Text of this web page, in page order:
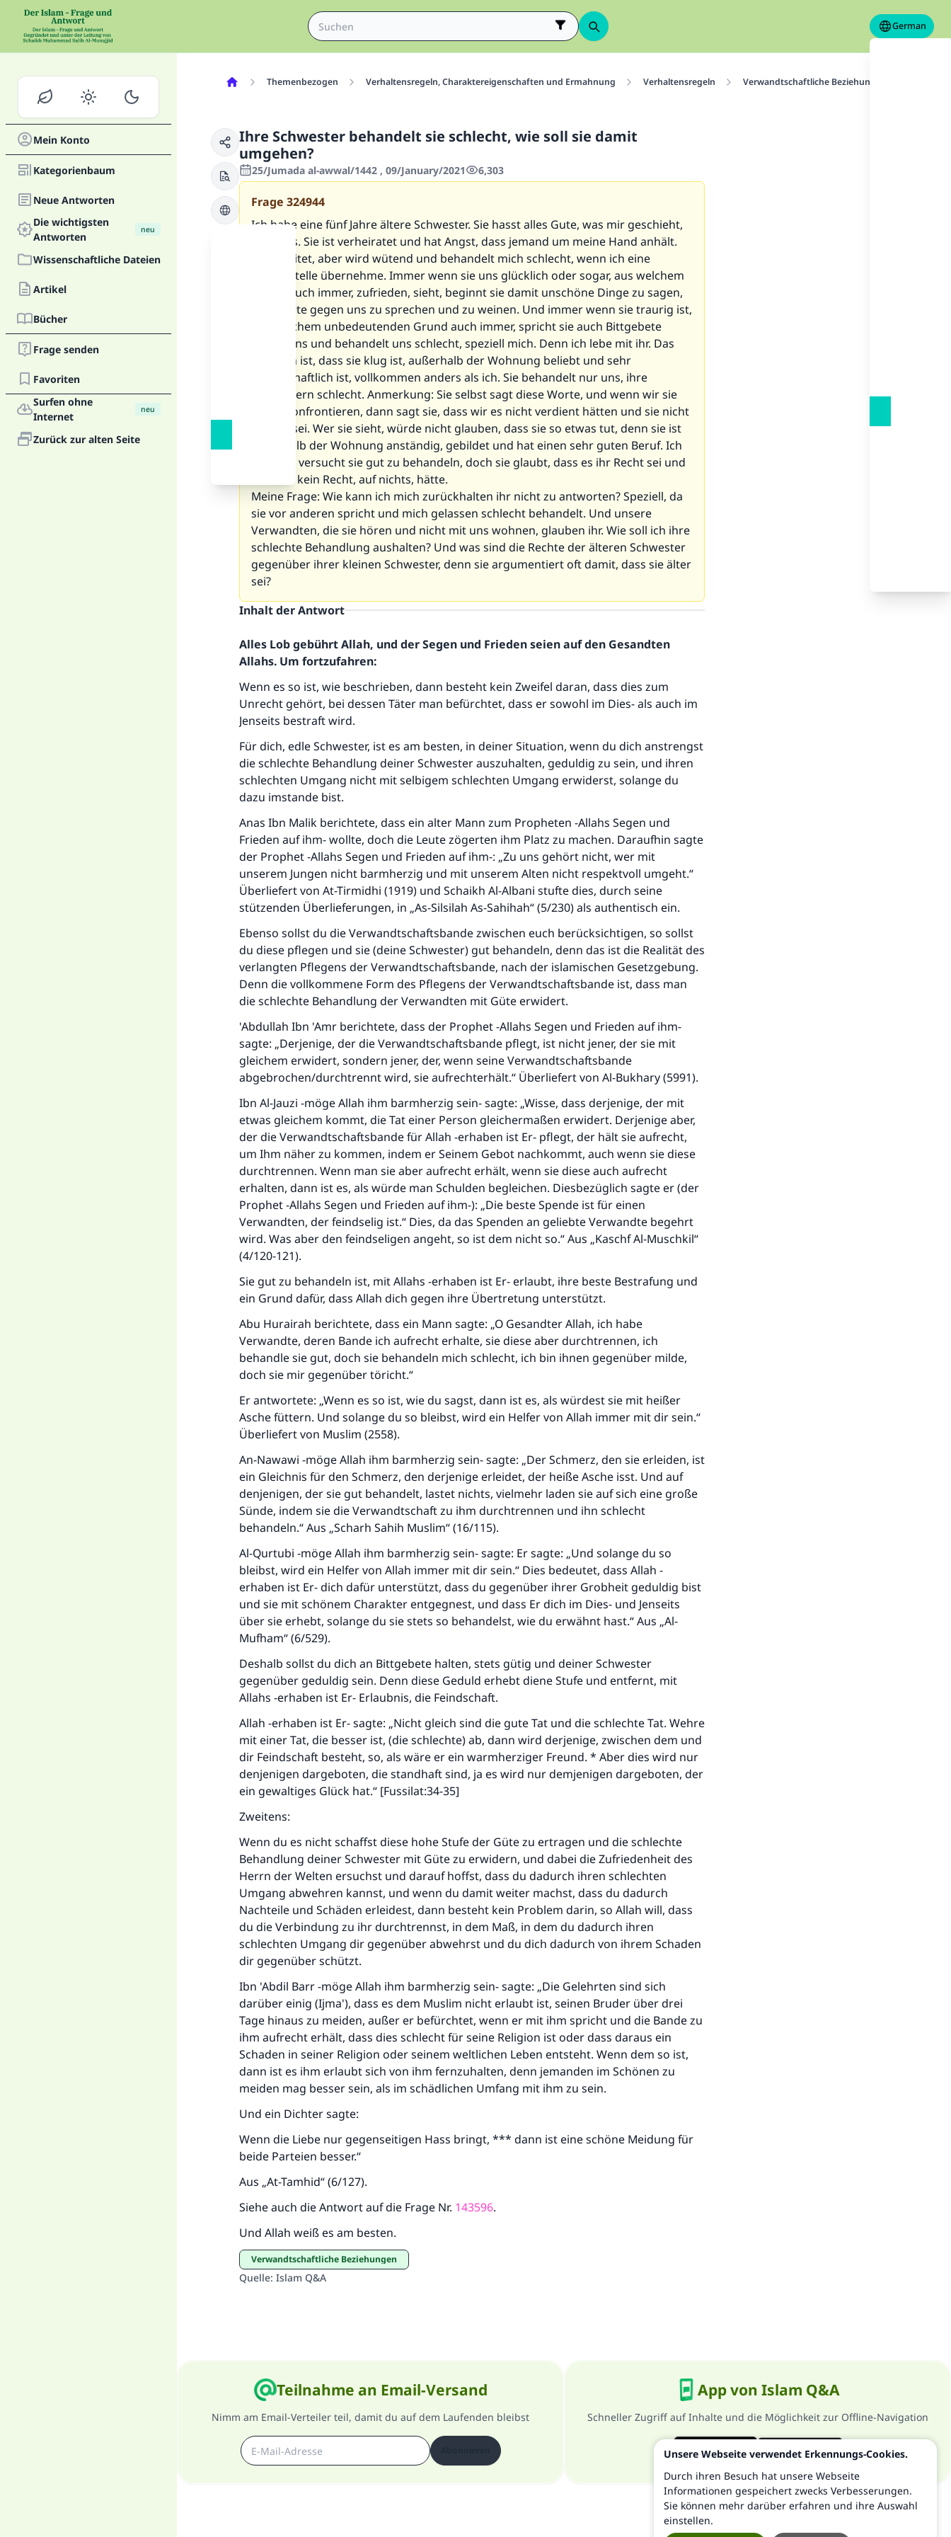
German
Mein Konto
Kategorienbaum
Neue Antworten
Die wichtigsten
Antworten
neu
Wissenschaftliche Dateien
Artikel
Bücher
Frage senden
Favoriten
Surfen ohne
Internet
neu
Zurück zur alten Seite
Themenbezogen Verhaltensregeln, Charaktereigenschaften und Ermahnung Verhaltensregeln Verwandtschaftliche Beziehungen
Ihre Schwester behandelt sie schlecht, wie soll sie damit
umgehen?
25/Jumada al-awwal/1442 , 09/January/2021 6,303
Frage 324944
Ich habe eine fünf Jahre ältere Schwester. Sie hasst alles Gute, was mir geschieht,
egal was. Sie ist verheiratet und hat Angst, dass jemand um meine Hand anhält.
Sie arbeitet, aber wird wütend und behandelt mich schlecht, wenn ich eine
Arbeitsstelle übernehme. Immer wenn sie uns glücklich oder sogar, aus welchem
Grund auch immer, zufrieden, sieht, beginnt sie damit unschöne Dinge zu sagen,
Bittgebete gegen uns zu sprechen und zu weinen. Und immer wenn sie traurig ist,
aus welchem unbedeutenden Grund auch immer, spricht sie auch Bittgebete
gegen uns und behandelt uns schlecht, speziell mich. Denn ich lebe mit ihr. Das
Problem ist, dass sie klug ist, außerhalb der Wohnung beliebt und sehr
gesellschaftlich ist, vollkommen anders als ich. Sie behandelt nur uns, ihre
Schwestern schlecht. Anmerkung: Sie selbst sagt diese Worte, und wenn wir sie
damit konfrontieren, dann sagt sie, dass wir es nicht verdient hätten und sie nicht
wie wir sei. Wer sie sieht, würde nicht glauben, dass sie so etwas tut, denn sie ist
außerhalb der Wohnung anständig, gebildet und hat einen sehr guten Beruf. Ich
habe oft versucht sie gut zu behandeln, doch sie glaubt, dass es ihr Recht sei und
dass ich kein Recht, auf nichts, hätte.
Meine Frage: Wie kann ich mich zurückhalten ihr nicht zu antworten? Speziell, da
sie vor anderen spricht und mich gelassen schlecht behandelt. Und unsere
Verwandten, die sie hören und nicht mit uns wohnen, glauben ihr. Wie soll ich ihre
schlechte Behandlung aushalten? Und was sind die Rechte der älteren Schwester
gegenüber ihrer kleinen Schwester, denn sie argumentiert oft damit, dass sie älter
sei?
Inhalt der Antwort
Alles Lob gebührt Allah, und der Segen und Frieden seien auf den Gesandten
Allahs. Um fortzufahren:
Wenn es so ist, wie beschrieben, dann besteht kein Zweifel daran, dass dies zum
Unrecht gehört, bei dessen Täter man befürchtet, dass er sowohl im Dies- als auch im
Jenseits bestraft wird.
Für dich, edle Schwester, ist es am besten, in deiner Situation, wenn du dich anstrengst
die schlechte Behandlung deiner Schwester auszuhalten, geduldig zu sein, und ihren
schlechten Umgang nicht mit selbigem schlechten Umgang erwiderst, solange du
dazu imstande bist.
Anas Ibn Malik berichtete, dass ein alter Mann zum Propheten -Allahs Segen und
Frieden auf ihm- wollte, doch die Leute zögerten ihm Platz zu machen. Daraufhin sagte
der Prophet -Allahs Segen und Frieden auf ihm-: „Zu uns gehört nicht, wer mit
unserem Jungen nicht barmherzig und mit unserem Alten nicht respektvoll umgeht.“
Überliefert von At-Tirmidhi (1919) und Schaikh Al-Albani stufte dies, durch seine
stützenden Überlieferungen, in „As-Silsilah As-Sahihah“ (5/230) als authentisch ein.
Ebenso sollst du die Verwandtschaftsbande zwischen euch berücksichtigen, so sollst
du diese pflegen und sie (deine Schwester) gut behandeln, denn das ist die Realität des
verlangten Pflegens der Verwandtschaftsbande, nach der islamischen Gesetzgebung.
Denn die vollkommene Form des Pflegens der Verwandtschaftsbande ist, dass man
die schlechte Behandlung der Verwandten mit Güte erwidert.
'Abdullah Ibn 'Amr berichtete, dass der Prophet -Allahs Segen und Frieden auf ihm-
sagte: „Derjenige, der die Verwandtschaftsbande pflegt, ist nicht jener, der sie mit
gleichem erwidert, sondern jener, der, wenn seine Verwandtschaftsbande
abgebrochen/durchtrennt wird, sie aufrechterhält.“ Überliefert von Al-Bukhary (5991).
Ibn Al-Jauzi -möge Allah ihm barmherzig sein- sagte: „Wisse, dass derjenige, der mit
etwas gleichem kommt, die Tat einer Person gleichermaßen erwidert. Derjenige aber,
der die Verwandtschaftsbande für Allah -erhaben ist Er- pflegt, der hält sie aufrecht,
um Ihm näher zu kommen, indem er Seinem Gebot nachkommt, auch wenn sie diese
durchtrennen. Wenn man sie aber aufrecht erhält, wenn sie diese auch aufrecht
erhalten, dann ist es, als würde man Schulden begleichen. Diesbezüglich sagte er (der
Prophet -Allahs Segen und Frieden auf ihm-): „Die beste Spende ist für einen
Verwandten, der feindselig ist.“ Dies, da das Spenden an geliebte Verwandte begehrt
wird. Was aber den feindseligen angeht, so ist dem nicht so.“ Aus „Kaschf Al-Muschkil“
(4/120-121).
Sie gut zu behandeln ist, mit Allahs -erhaben ist Er- erlaubt, ihre beste Bestrafung und
ein Grund dafür, dass Allah dich gegen ihre Übertretung unterstützt.
Abu Hurairah berichtete, dass ein Mann sagte: „O Gesandter Allah, ich habe
Verwandte, deren Bande ich aufrecht erhalte, sie diese aber durchtrennen, ich
behandle sie gut, doch sie behandeln mich schlecht, ich bin ihnen gegenüber milde,
doch sie mir gegenüber töricht.“
Er antwortete: „Wenn es so ist, wie du sagst, dann ist es, als würdest sie mit heißer
Asche füttern. Und solange du so bleibst, wird ein Helfer von Allah immer mit dir sein.“
Überliefert von Muslim (2558).
An-Nawawi -möge Allah ihm barmherzig sein- sagte: „Der Schmerz, den sie erleiden, ist
ein Gleichnis für den Schmerz, den derjenige erleidet, der heiße Asche isst. Und auf
denjenigen, der sie gut behandelt, lastet nichts, vielmehr laden sie auf sich eine große
Sünde, indem sie die Verwandtschaft zu ihm durchtrennen und ihn schlecht
behandeln.“ Aus „Scharh Sahih Muslim“ (16/115).
Al-Qurtubi -möge Allah ihm barmherzig sein- sagte: Er sagte: „Und solange du so
bleibst, wird ein Helfer von Allah immer mit dir sein.“ Dies bedeutet, dass Allah -
erhaben ist Er- dich dafür unterstützt, dass du gegenüber ihrer Grobheit geduldig bist
und sie mit schönem Charakter entgegnest, und dass Er dich im Dies- und Jenseits
über sie erhebt, solange du sie stets so behandelst, wie du erwähnt hast.“ Aus „Al-
Mufham“ (6/529).
Deshalb sollst du dich an Bittgebete halten, stets gütig und deiner Schwester
gegenüber geduldig sein. Denn diese Geduld erhebt diene Stufe und entfernt, mit
Allahs -erhaben ist Er- Erlaubnis, die Feindschaft.
Allah -erhaben ist Er- sagte: „Nicht gleich sind die gute Tat und die schlechte Tat. Wehre
mit einer Tat, die besser ist, (die schlechte) ab, dann wird derjenige, zwischen dem und
dir Feindschaft besteht, so, als wäre er ein warmherziger Freund. * Aber dies wird nur
denjenigen dargeboten, die standhaft sind, ja es wird nur demjenigen dargeboten, der
ein gewaltiges Glück hat.“ [Fussilat:34-35]
Zweitens:
Wenn du es nicht schaffst diese hohe Stufe der Güte zu ertragen und die schlechte
Behandlung deiner Schwester mit Güte zu erwidern, und dabei die Zufriedenheit des
Herrn der Welten ersuchst und darauf hoffst, dass du dadurch ihren schlechten
Umgang abwehren kannst, und wenn du damit weiter machst, dass du dadurch
Nachteile und Schäden erleidest, dann besteht kein Problem darin, so Allah will, dass
du die Verbindung zu ihr durchtrennst, in dem Maß, in dem du dadurch ihren
schlechten Umgang dir gegenüber abwehrst und du dich dadurch von ihrem Schaden
dir gegenüber schützt.
Ibn 'Abdil Barr -möge Allah ihm barmherzig sein- sagte: „Die Gelehrten sind sich
darüber einig (Ijma'), dass es dem Muslim nicht erlaubt ist, seinen Bruder über drei
Tage hinaus zu meiden, außer er befürchtet, wenn er mit ihm spricht und die Bande zu
ihm aufrecht erhält, dass dies schlecht für seine Religion ist oder dass daraus ein
Schaden in seiner Religion oder seinem weltlichen Leben entsteht. Wenn dem so ist,
dann ist es ihm erlaubt sich von ihm fernzuhalten, denn jemanden im Schönen zu
meiden mag besser sein, als im schädlichen Umfang mit ihm zu sein.
Und ein Dichter sagte:
Wenn die Liebe nur gegenseitigen Hass bringt, *** dann ist eine schöne Meidung für
beide Parteien besser.“
Aus „At-Tamhid“ (6/127).
Siehe auch die Antwort auf die Frage Nr. 143596.
Und Allah weiß es am besten.
Verwandtschaftliche Beziehungen
Quelle: Islam Q&A
Teilnahme an Email-Versand
Nimm am Email-Verteiler teil, damit du auf dem Laufenden bleibst
App von Islam Q&A
Schneller Zugriff auf Inhalte und die Möglichkeit zur Offline-Navigation
Die Antwort Nr. 110845 rettete eine Ehe.
Unterstütze die Arbeit von Islam Q&A
"Wer zum Guten aufruft, hat den Lohn desjenigen, der sie
durchführt."
(MUSLIM 1893)
Unsere Webseite verwendet Erkennungs-Cookies.
Durch ihren Besuch hat unsere Webseite
Informationen gespeichert zwecks Verbesserungen.
Sie können mehr darüber erfahren und ihre Auswahl
einstellen.